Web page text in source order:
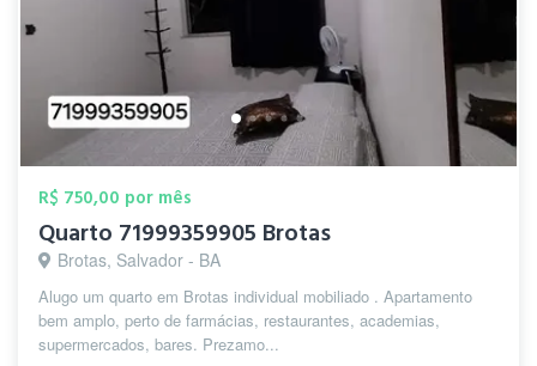
R$ 750,00 por mês
Quarto 71999359905 Brotas
Brotas, Salvador - BA
Alugo um quarto em Brotas individual mobiliado . Apartamento
bem amplo, perto de farmácias, restaurantes, academias,
supermercados, bares. Prezamo...